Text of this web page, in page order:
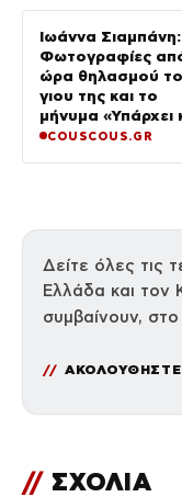
Ιωάννα Σιαμπάνη:
Φωτογραφίες
ώρα θηλασμού
γιου της και το
μήνυμα «Υπάρχει
μαγικό σε αυτές
COUSCOUS.GR
Δείτε όλες τις
Ελλάδα και τον
συμβαίνουν, στο
// ΣΧΟΛΙΑ